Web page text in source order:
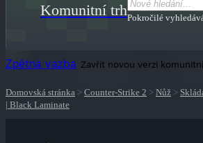
Komunitní trhPokročilé
Zpětná vazba Zavřít novou verzi
Domovská stránka > Counter-Strike 2 > Nůž >
| Black Laminate